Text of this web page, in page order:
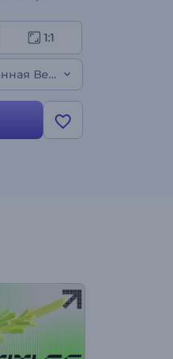
1:1
Лого Версия / Широкоэкранная Версия